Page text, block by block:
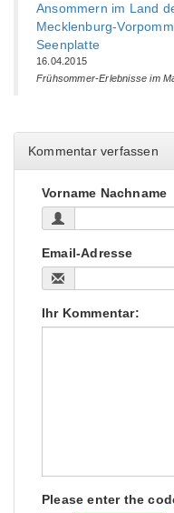
Ansommern im Land
Mecklenburg-
Seenplatte
16.04.2015
Frühsommer-Erlebnisse im
Kommentar verfassen
Vorname Nachname
Email-Adresse
Ihr Kommentar:
Please enter the